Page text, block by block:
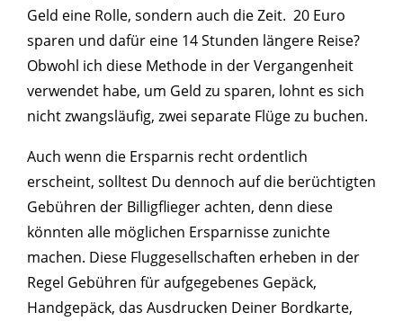
Geld eine Rolle, sondern auch die Zeit. 20 Euro
sparen und dafür eine 14 Stunden längere Reise?
Obwohl ich diese Methode in der Vergangenheit
verwendet habe, um Geld zu sparen, lohnt es sich
nicht zwangsläufig, zwei separate Flüge zu buchen.
Auch wenn die Ersparnis recht ordentlich
erscheint, solltest Du dennoch auf die berüchtigten
Gebühren der Billigflieger achten, denn diese
könnten alle möglichen Ersparnisse zunichte
machen. Diese Fluggesellschaften erheben in der
Regel Gebühren für aufgegebenes Gepäck,
Handgepäck, das Ausdrucken Deiner Bordkarte,